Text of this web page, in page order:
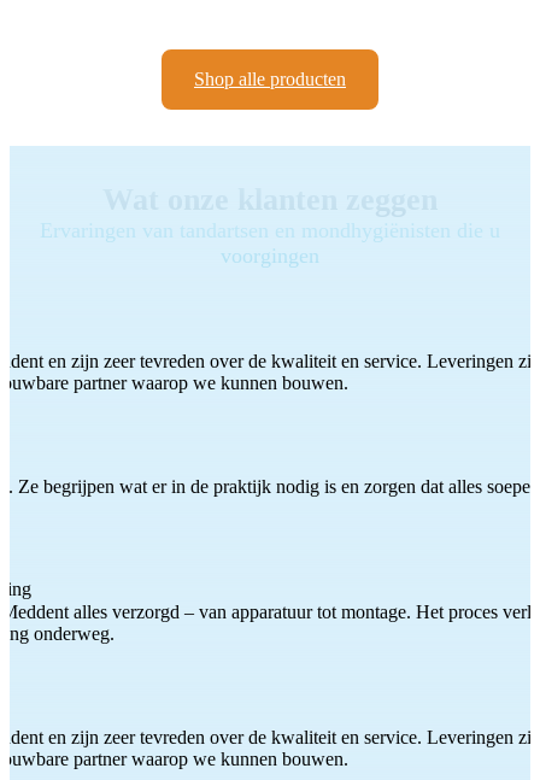
Shop alle producten
Ervaringen van tandartsen en mondhygiënisten die u
voorgingen
en zijn zeer tevreden over de kwaliteit en service. Leveringen
partner waarop we kunnen bouwen.
Ze begrijpen wat er in de praktijk nodig is en zorgen dat alles
alles verzorgd – van apparatuur tot montage. Het proces
onderweg.
en zijn zeer tevreden over de kwaliteit en service. Leveringen
partner waarop we kunnen bouwen.